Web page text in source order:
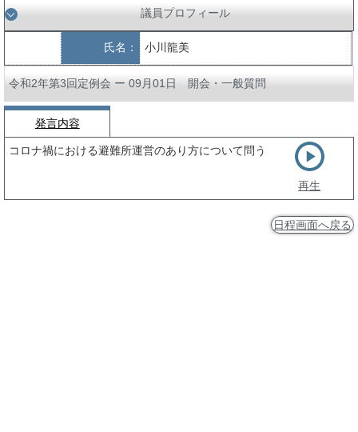
議員プロフィール
氏名： 小川龍美
令和2年第3回定例会 ー 09月01日 開会・一般質問
発言内容
コロナ禍における避難所運営のあり方について問う
再生
日程画面へ戻る